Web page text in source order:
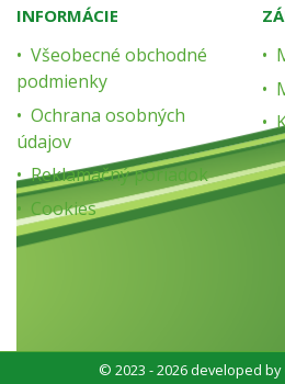
INFORMÁCIE
Všeobecné obchodné
podmienky
Ochrana osobných
údajov
Reklamačný poriadok
Cookies
© 2023 - 2026 developed by